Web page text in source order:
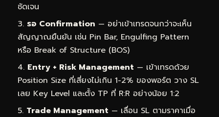
ชัดเจน
รอ Confirmation — อย่าเข้าเทรดจนกว่าจะเห็น
สัญญาณยืนยัน เช่น Pin Bar, Engulfing Pattern
หรือ Break of Structure (BOS)
Entry + Risk Management — เข้าเทรดด้วย
Position Size ที่เสี่ยงไม่เกิน 1-2% ของพอร์ต วาง SL
เลย Key Level และตั้ง TP ที่ R:R อย่างน้อย 1:2
Trade Management — เลื่อน SL ตามราคาเมื่อ